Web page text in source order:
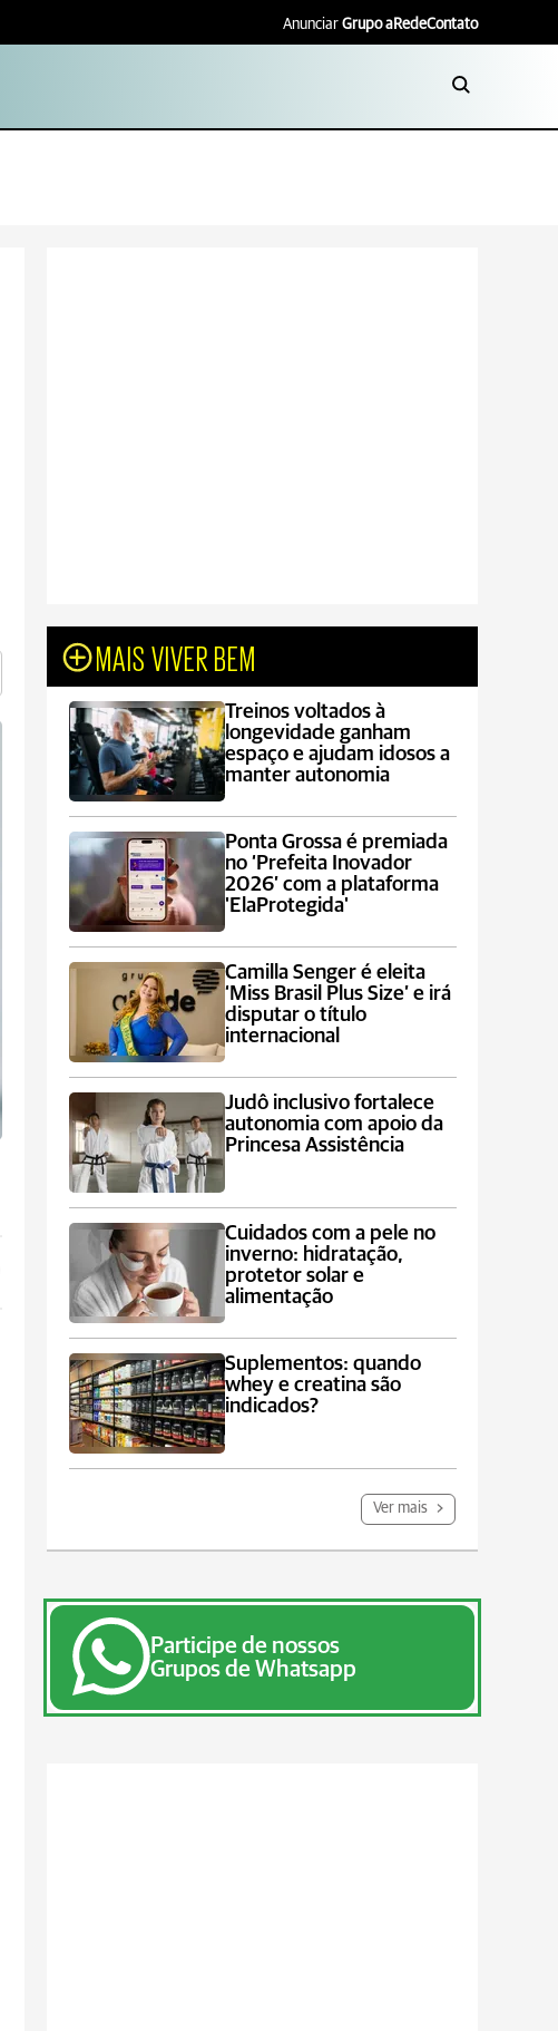
Anunciar Grupo aRedeContato
MAIS VIVER BEM
Treinos voltados à
longevidade ganham
espaço e ajudam idosos a
manter autonomia
Ponta Grossa é premiada
no ‘Prefeita Inovador
2026’ com a plataforma
'ElaProtegida'
Camilla Senger é eleita
‘Miss Brasil Plus Size’ e irá
disputar o título
internacional
Judô inclusivo fortalece
autonomia com apoio da
Princesa Assistência
Cuidados com a pele no
inverno: hidratação,
protetor solar e
alimentação
Suplementos: quando
whey e creatina são
indicados?
Ver mais
Participe de nossos
Grupos de Whatsapp